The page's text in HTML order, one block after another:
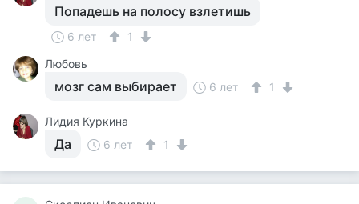
Попадешь на полосу взлетишь
6 лет
1
Любовь
мозг сам выбирает 6 лет 1
Лидия Куркина
Да 6 лет 1